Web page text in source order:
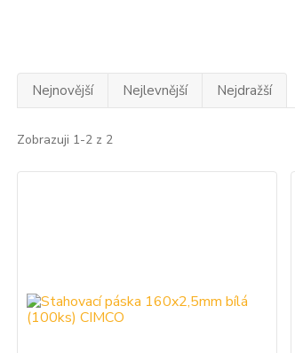
Nejnovější Nejlevnější Nejdražší
Zobrazuji 1-2 z 2